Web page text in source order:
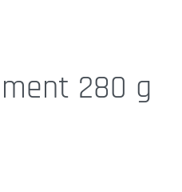
280 g